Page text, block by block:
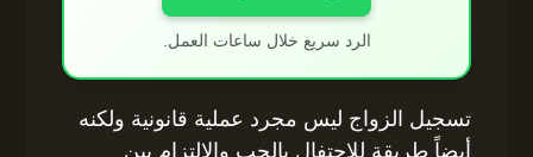
الرد سريع خلال ساعات العمل.
تسجيل الزواج ليس مجرد عملية قانونية ولكنه
أيضاً طريقة للاحتفال بالحب والالتزام بين